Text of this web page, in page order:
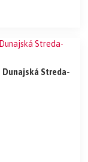
Streda-